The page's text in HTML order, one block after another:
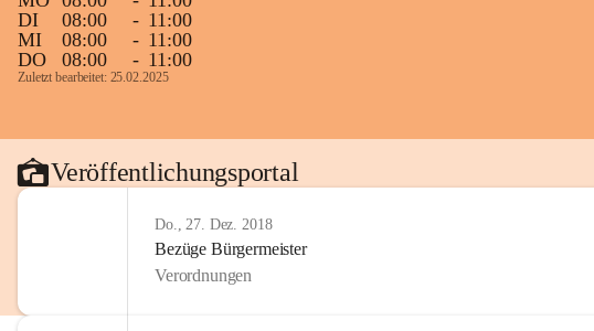
DI
08:00 - 11:00
MI
08:00 - 11:00
DO
08:00 - 11:00
Zuletzt bearbeitet: 25.02.2025
Veröffentlichungsportal
Do., 27. Dez. 2018
Bezüge Bürgermeister
Verordnungen